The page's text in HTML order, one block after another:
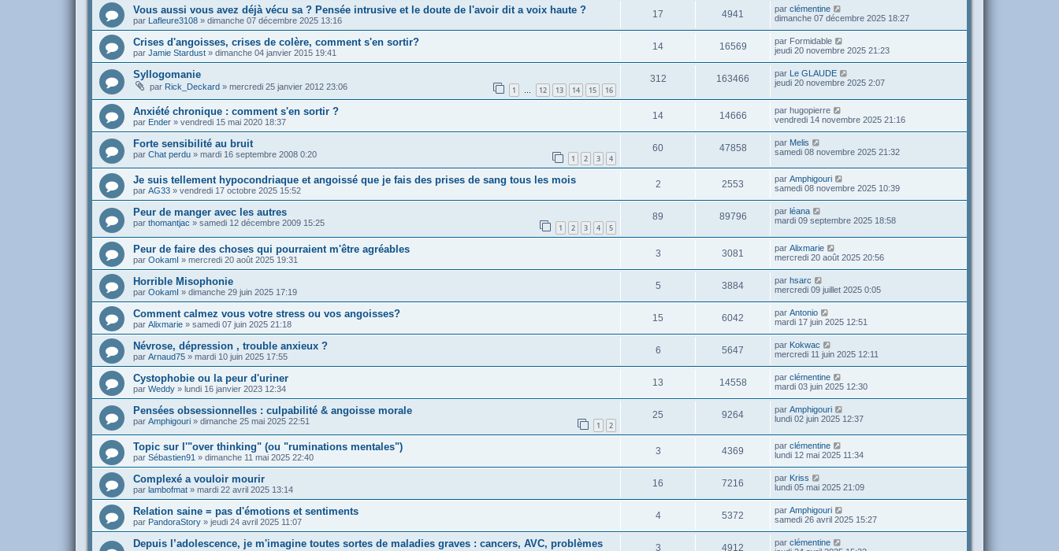
Vous aussi vous avez déjà vécu sa ? Pensée intrusive et le doute de l'avoir dit a voix haute ?
par Lafleure3108 » dimanche 07 décembre 2025 13:16
17 4941 par clémentine
dimanche 07 décembre 2025 18:27
Crises d'angoisses, crises de colère, comment s'en sortir?
par Jamie Stardust » dimanche 04 janvier 2015 19:41
14 16569 par Formidable
jeudi 20 novembre 2025 21:23
Syllogomanie
par Rick_Deckard » mercredi 25 janvier 2012 23:06 1 … 12 13 14 15 16
312 163466 par Le GLAUDE
jeudi 20 novembre 2025 2:07
Anxiété chronique : comment s'en sortir ?
par Ender » vendredi 15 mai 2020 18:37
14 14666 par hugopierre
vendredi 14 novembre 2025 21:16
Forte sensibilité au bruit
par Chat perdu » mardi 16 septembre 2008 0:20 1 2 3 4
60 47858 par Melis
samedi 08 novembre 2025 21:32
Je suis tellement hypocondriaque et angoissé que je fais des prises de sang tous les mois
par AG33 » vendredi 17 octobre 2025 15:52
2 2553 par Amphigouri
samedi 08 novembre 2025 10:39
Peur de manger avec les autres
par thomantjac » samedi 12 décembre 2009 15:25 1 2 3 4 5
89 89796 par léana
mardi 09 septembre 2025 18:58
Peur de faire des choses qui pourraient m'être agréables
par OokamI » mercredi 20 août 2025 19:31
3 3081 par Alixmarie
mercredi 20 août 2025 20:56
Horrible Misophonie
par OokamI » dimanche 29 juin 2025 17:19
5 3884 par hsarc
mercredi 09 juillet 2025 0:05
Comment calmez vous votre stress ou vos angoisses?
par Alixmarie » samedi 07 juin 2025 21:18
15 6042 par Antonio
mardi 17 juin 2025 12:51
Névrose, dépression , trouble anxieux ?
par Arnaud75 » mardi 10 juin 2025 17:55
6 5647 par Kokwac
mercredi 11 juin 2025 12:11
Cystophobie ou la peur d'uriner
par Weddy » lundi 16 janvier 2023 12:34
13 14558 par clémentine
mardi 03 juin 2025 12:30
Pensées obsessionnelles : culpabilité & angoisse morale
par Amphigouri » dimanche 25 mai 2025 22:51 1 2
25 9264 par Amphigouri
lundi 02 juin 2025 12:37
Topic sur l'"over thinking" (ou "ruminations mentales")
par Sébastien91 » dimanche 11 mai 2025 22:40
3 4369 par clémentine
lundi 12 mai 2025 11:34
Complexé a vouloir mourir
par lambofmat » mardi 22 avril 2025 13:14
16 7216 par Kriss
lundi 05 mai 2025 21:09
Relation saine = pas d'émotions et sentiments
par PandoraStory » jeudi 24 avril 2025 11:07
4 5372 par Amphigouri
samedi 26 avril 2025 15:27
Depuis l’adolescence, je m'imagine toutes sortes de maladies graves : cancers, AVC, problèmes
3 4912 par clémentine